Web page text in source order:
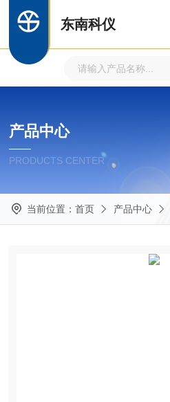
东南科仪
产品中心
PRODUCTS CENTER
当前位置： 首页 产品中心